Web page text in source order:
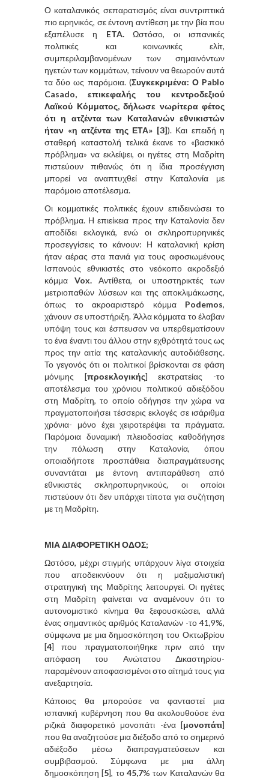
Ο καταλανικός σεπαρατισμός είναι συντριπτικά
πιο ειρηνικός, σε έντονη αντίθεση με την βία που
εξαπέλυσε η ETA.Ωστόσο, οι ισπανικές
πολιτικές και κοινωνικές ελίτ,
συμπεριλαμβανομένων των σημαινόντων
ηγετών των κομμάτων, τείνουν να θεωρούν αυτά
τα δύο ως παρόμοια. (Συγκεκριμένα: Ο Pablo
Casado, επικεφαλής του κεντροδεξιού
Λαϊκού Κόμματος, δήλωσε νωρίτερα φέτος
ότι η ατζέντα των Καταλανών εθνικιστών
ήταν «η ατζέντα της ΕΤΑ» [3]). Και επειδή η
σταθερή καταστολή τελικά έκανε το «βασκικό
πρόβλημα» να εκλείψει, οι ηγέτες στη Μαδρίτη
πιστεύουν πιθανώς ότι η ίδια προσέγγιση
μπορεί να αναπτυχθεί στην Καταλονία με
παρόμοιο αποτέλεσμα.
Οι κομματικές πολιτικές έχουν επιδεινώσει το
πρόβλημα. Η επιείκεια προς την Καταλονία δεν
αποδίδει εκλογικά, ενώ οι σκληροπυρηνικές
προσεγγίσεις το κάνουν: Η καταλανική κρίση
ήταν αέρας στα πανιά για τους αφοσιωμένους
Ισπανούς εθνικιστές στο νεόκοπο ακροδεξιό
κόμμα Vox. Αντίθετα, οι υποστηρικτές των
μετριοπαθών λύσεων και της αποκλιμάκωσης,
όπως το ακροαριστερό κόμμαPodemos,
χάνουν σε υποστήριξη. Άλλα κόμματα το έλαβαν
υπόψη τους και έσπευσαν να υπερθεματίσουν
το ένα έναντι του άλλου στην εχθρότητά τους ως
προς την αιτία της καταλανικής αυτοδιάθεσης.
Το γεγονός ότι οι πολιτικοί βρίσκονται σε φάση
μόνιμης [προεκλογικής] εκστρατείας -το
αποτέλεσμα του χρόνιου πολιτικού αδιεξόδου
στη Μαδρίτη, το οποίο οδήγησε την χώρα να
πραγματοποιήσει τέσσερις εκλογές σε ισάριθμα
χρόνια- μόνο έχει χειροτερέψει τα πράγματα.
Παρόμοια δυναμική πλειοδοσίας καθοδήγησε
την πόλωση στην Καταλονία, όπου
οποιαδήποτε προσπάθεια διαπραγμάτευσης
συναντάται με έντονη αντιπαράθεση από
εθνικιστές σκληροπυρηνικούς, οι οποίοι
πιστεύουν ότι δεν υπάρχει τίποτα για συζήτηση
με τη Μαδρίτη.
ΜΙΑ ΔΙΑΦΟΡΕΤΙΚΗ ΟΔΟΣ;
Ωστόσο, μέχρι στιγμής υπάρχουν λίγα στοιχεία
που αποδεικνύουν ότι η μαξιμαλιστική
στρατηγική της Μαδρίτης λειτουργεί. Οι ηγέτες
στη Μαδρίτη φαίνεται να αναμένουν ότι το
αυτονομιστικό κίνημα θα ξεφουσκώσει, αλλά
ένας σημαντικός αριθμός Καταλανών -το 41,9%,
σύμφωνα με μια δημοσκόπηση του Οκτωβρίου
[4] που πραγματοποιήθηκε πριν από την
απόφαση του Ανώτατου Δικαστηρίου-
παραμένουν αποφασισμένοι στο αίτημά τους για
ανεξαρτησία.
Κάποιος θα μπορούσε να φανταστεί μια
ισπανική κυβέρνηση που θα ακολουθούσε ένα
ριζικά διαφορετικό μονοπάτι -ένα [μονοπάτι]
που θα αναζητούσε μια διέξοδο από το σημερινό
αδιέξοδο μέσω διαπραγματεύσεων και
συμβιβασμού. Σύμφωνα με μια άλλη
δημοσκόπηση [5], το45,7% των Καταλανών θα